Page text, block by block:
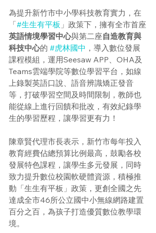
為提升新竹市中小學科技教育實力，在
「#生生有平板 」政策下，擁有全市首座
英語情境學習中心與第二座自造教育與
科技中心的 #虎林國中 ，導入數位發展
課程模組，運用Seesaw APP、OHA及
Teams雲端學院等數位學習平台，如線
上錄製英語口說、語音辨識矯正發音
等，打破學習空間及時間限制，教師也
能從線上進行回饋和批改，有效紀錄學
生的學習歷程，讓學習更有力！
陳章賢代理市長表示，新竹市每年投入
教育經費佔總預算比例最高，鼓勵各校
發展特色課程，讓學生多元發展，同時
致力提升數位校園軟硬體資源，積極推
動「生生有平板」政策，更創全國之先
達成全市46所公立國中小無線網路建置
百分之百，為孩子打造優質數位教學環
境。